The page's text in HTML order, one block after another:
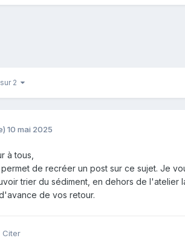
2
10 mai 2025
à tous,
de recréer un post sur ce sujet. Je
trier du sédiment, en dehors de l'atelier
de vos retour.
Citer